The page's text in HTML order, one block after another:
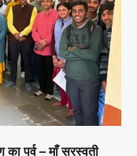
का पर्व – माँ सरस्वती